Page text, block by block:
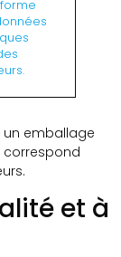
un emballage
correspond
et à